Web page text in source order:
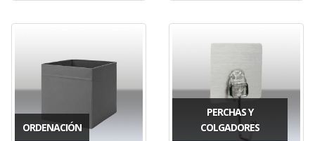
ORDENACIÓN
PERCHAS Y
COLGADORES